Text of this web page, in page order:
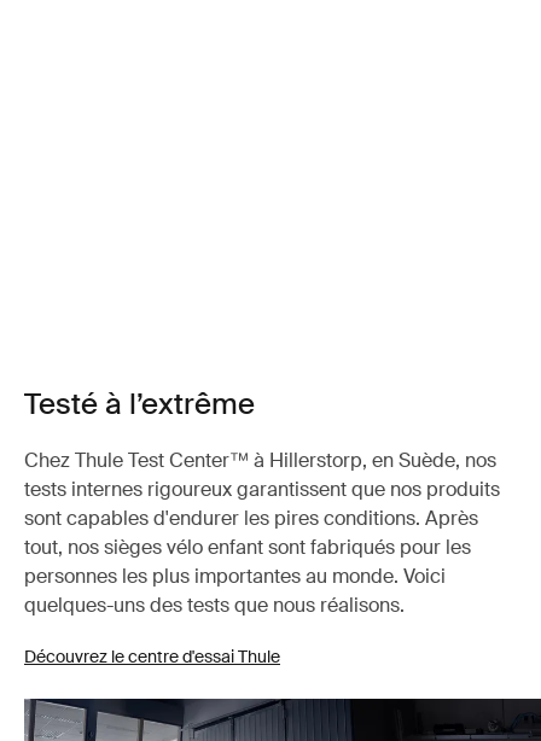
Testé à l’extrême
Chez Thule Test Center™ à Hillerstorp, en Suède, nos
tests internes rigoureux garantissent que nos produits
sont capables d'endurer les pires conditions. Après
tout, nos sièges vélo enfant sont fabriqués pour les
personnes les plus importantes au monde. Voici
quelques-uns des tests que nous réalisons.
Découvrez le centre d'essai Thule